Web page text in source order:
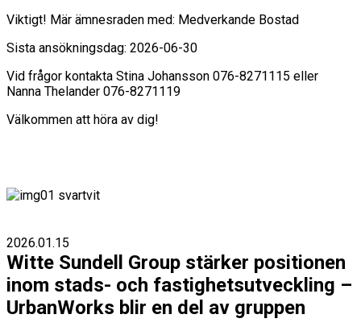
Viktigt! Mär ämnesraden med: Medverkande Bostad
Sista ansökningsdag: 2026-06-30
Vid frågor kontakta Stina Johansson 076-8271115 eller
Nanna Thelander 076-8271119
Välkommen att höra av dig!
2026.01.15
Witte Sundell Group stärker positionen
inom stads- och fastighetsutveckling –
UrbanWorks blir en del av gruppen